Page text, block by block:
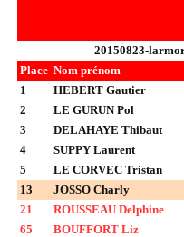
20150823-
Place Nom prénom
1
HEBERT Gautier
2
LE GURUN Pol
3
DELAHAYE Thibaut
4
SUPPY Laurent
5
LE CORVEC Tristan
13
JOSSO Charly
21
ROUSSEAU Delphine
65
BOUFFORT Liz